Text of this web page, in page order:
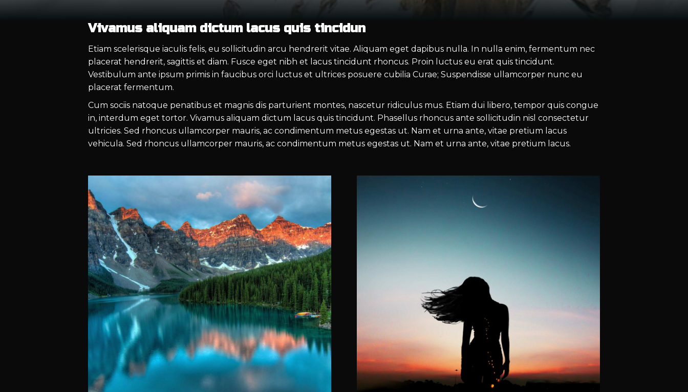
Vivamus aliquam dictum lacus quis tincidun
Etiam scelerisque iaculis felis, eu sollicitudin arcu hendrerit vitae. Aliquam eget dapibus nulla. In nulla enim, fermentum nec
placerat hendrerit, sagittis et diam. Fusce eget nibh et lacus tincidunt rhoncus. Proin luctus eu erat quis tincidunt.
Vestibulum ante ipsum primis in faucibus orci luctus et ultrices posuere cubilia Curae; Suspendisse ullamcorper nunc eu
placerat fermentum.
Cum sociis natoque penatibus et magnis dis parturient montes, nascetur ridiculus mus. Etiam dui libero, tempor quis congue
in, interdum eget tortor. Vivamus aliquam dictum lacus quis tincidunt. Phasellus rhoncus ante sollicitudin nisl consectetur
ultricies. Sed rhoncus ullamcorper mauris, ac condimentum metus egestas ut. Nam et urna ante, vitae pretium lacus
vehicula. Sed rhoncus ullamcorper mauris, ac condimentum metus egestas ut. Nam et urna ante, vitae pretium lacus.